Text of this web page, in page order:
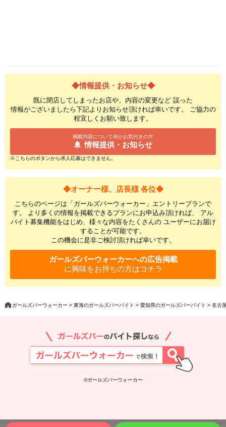
◆情報提供・お知らせ◆
既に閉店してしまったお店や、内容の変更など 誤った
情報がございましたら下記よりお知らせ頂ければ幸いです。 ご協力の
程宜しくお願い致します。
掲載内容について何かお気付きの方
情報提供・お知らせ
※こちらのボタンから求人応募はできません。
◆オーナー様、店長様 各位◆
こちらのページは「ガールズバーウォーカー」エントリープランで
す。 より多くの情報を掲載できるプランにお申込み頂ければ、 アル
バイト募集機能をはじめ、様々な内容をたくさんの ユーザーにお届け
することが可能です。
この機会に是非ご検討頂ければ幸いです。
ガールズバーウォーカーへの広告掲載
に興味をお持ちの方はコチラ
ガールズバーウォーカー 東海のガールズバーバイト 愛知県のガールズバーバイト 名古
©ガールズバーウォーカー